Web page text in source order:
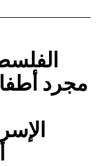
مجرد